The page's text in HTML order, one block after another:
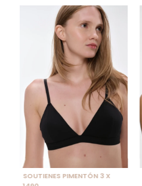
SELECCIONAR TALLE
SOUTIENES PIMENTÓN 3 X